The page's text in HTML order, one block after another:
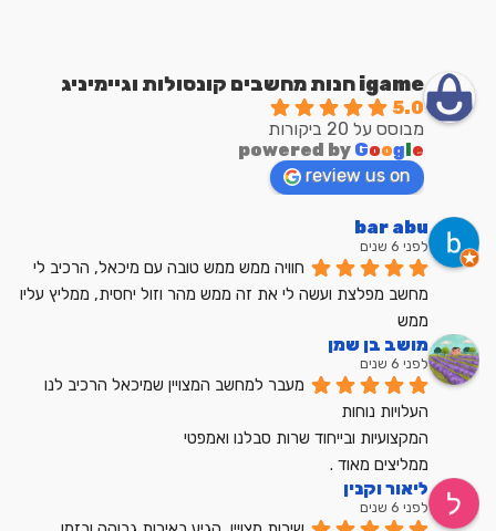
igame חנות מחשבים קונסולות וגיימיניג
5.0
מבוסס על 20 ביקורות
powered by Goog e
review us on
bar abu
לפני 6 שנים
ממש
מושב בן שמן
לפני 6 שנים
מעבר למחשב המצויין שמיכאל הרכיב לנו
העלויות נוחות
המקצועיות ובייחוד שרות סבלנו ואמפטי
ממליצים מאוד .
ליאור וקנין
לפני 6 שנים